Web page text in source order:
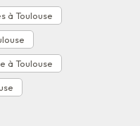
à Toulouse
à Toulouse